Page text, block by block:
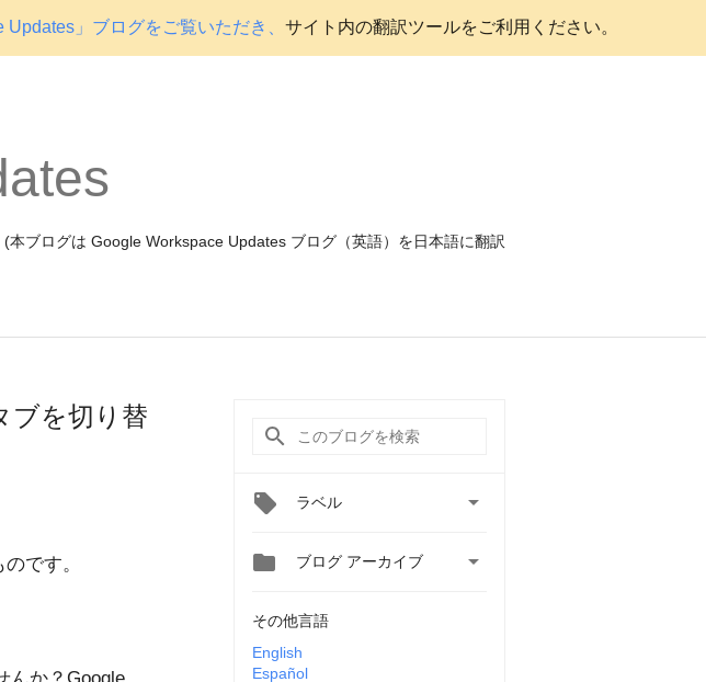
」ブログをご覧いただき、 サイト内の翻訳ツールをご利用ください。
ブログは Google Workspace Updates ブログ（英語）を日本語に翻訳
ブを切り替
です。
ラベル 
 ブログ アーカイブ 
その他言語
English
Español